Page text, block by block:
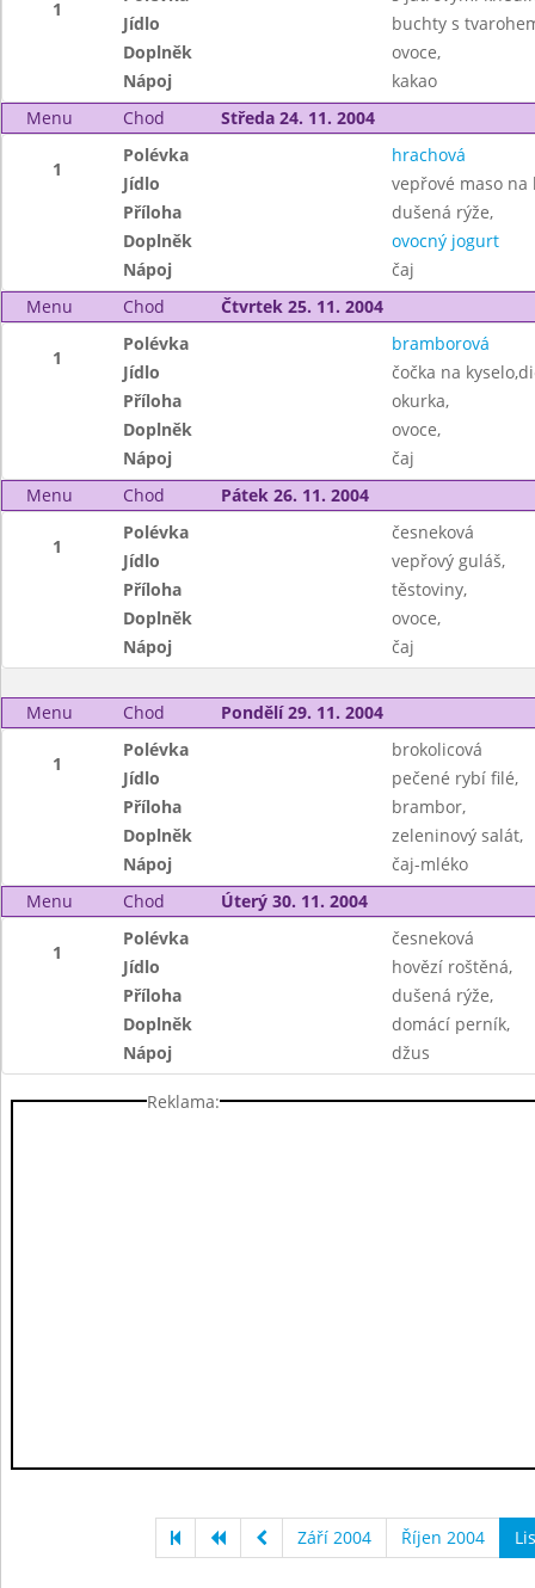
1
Jídlo
buchty s
Doplněk
ovoce,
Nápoj
kakao
Menu
Chod Středa 24. 11. 2004
1
Polévka
hrachová
Jídlo
vepřové maso na
Příloha
dušená rýže,
Doplněk
ovocný jogurt
Nápoj
čaj
Menu
Chod Čtvrtek 25. 11. 2004
1
Polévka
bramborová
Jídlo
čočka na
Příloha
okurka,
Doplněk
ovoce,
Nápoj
čaj
Menu
Chod Pátek 26. 11. 2004
1
Polévka
česneková
Jídlo
vepřový guláš,
Příloha
těstoviny,
Doplněk
ovoce,
Nápoj
čaj
Menu Chod Pondělí 29. 11. 2004
1
Polévka
brokolicová
Jídlo
pečené rybí filé,
Příloha
brambor,
Doplněk
zeleninový salát,
Nápoj
čaj-mléko
Menu
Chod Úterý 30. 11. 2004
1
Polévka
česneková
Jídlo
hovězí roštěná,
Příloha
dušená rýže,
Doplněk
domácí perník,
Nápoj
džus
Reklama:
Září 2004 Říjen 2004